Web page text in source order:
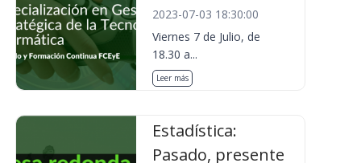
2023-07-03 18:30:00
Viernes 7 de Julio, de
18.30 a...
Leer más
Estadística:
Pasado, presente